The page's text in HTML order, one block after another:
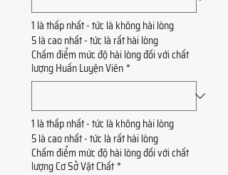
1 là thấp nhất - tức là không hài lòng
5 là cao nhất - tức là rất hài lòng
Chấm điểm mức độ hài lòng đối với chất
lượng Huấn Luyện Viên*
1 là thấp nhất - tức là không hài lòng
5 là cao nhất - tức là rất hài lòng
Chấm điểm mức độ hài lòng đối với chất
lượng Cơ Sở Vật Chất*